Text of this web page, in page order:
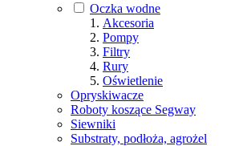
Oczka wodne
Akcesoria
Pompy
Filtry
Rury
Oświetlenie
Opryskiwacze
Roboty koszące Segway
Siewniki
Substraty, podłoża, agrożel